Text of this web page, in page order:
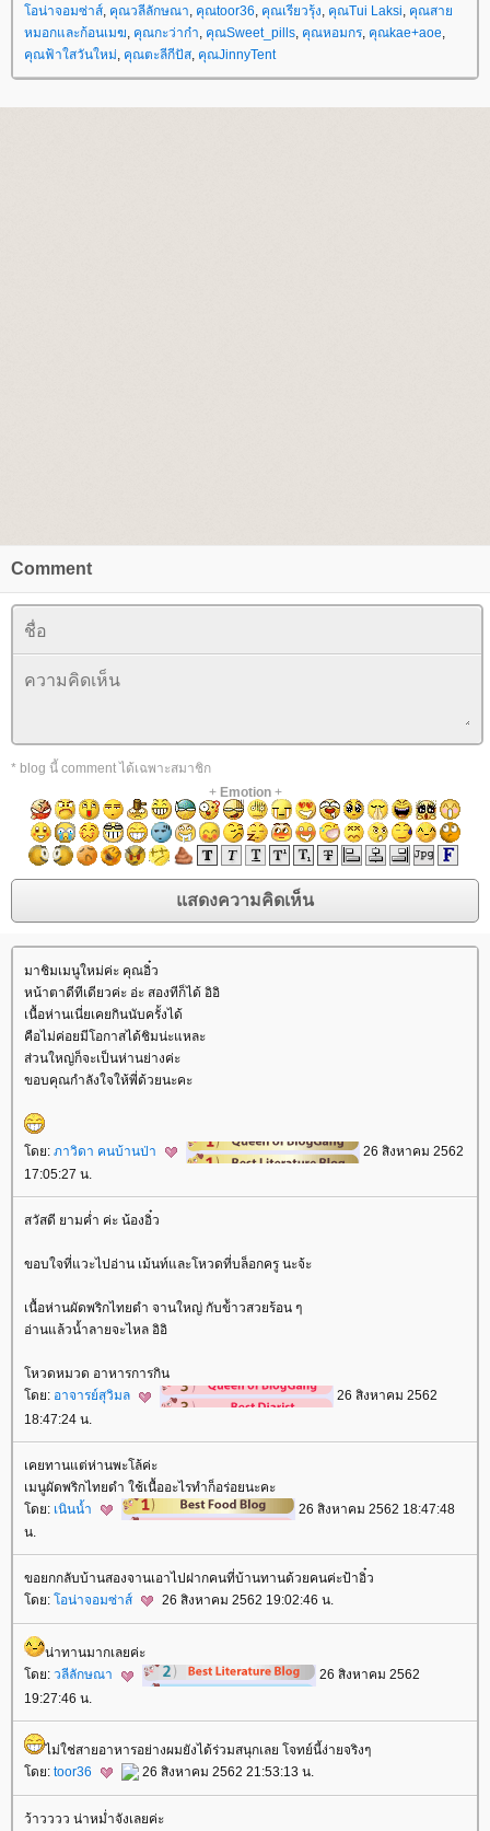
อน่าจอมซ่าส์, คุณวลีลักษณา, คุณtoor36, คุณเรียวรุ้ง, คุณTui Laksi, คุณสา
หมอกและก้อนเมฆ, คุณกะว่าก๋า, คุณSweet_pills, คุณหอมกร, คุณkae+aoe,
คุณฟ้าใสวันใหม่, คุณตะลีกีปัส, คุณJinnyTent
Comment
* blog นี้ comment ได้เฉพาะสมาชิก
+ Emotion+
มาชิมเมนูใหม่ค่ะ คุณอิ๋ว
หน้าตาดีทีเดียวค่ะ อ่ะ สองทีก็ได้ อิอิ
เนื้อห่านเนี่ยเคยกินนับครั้งได้
คือไม่ค่อยมีโอกาสได้ชิมน่ะแหละ
ส่วนใหญ่ก็จะเป็นห่านย่างค่ะ
ขอบคุณกำลังใจให้พี่ด้วยนะคะ
ดย: ภาวิดา คนบ้านป่า
26 สิงหาคม 2562
17:05:27 น.
สวัสดี ยามค่ำ ค่ะ น้องอิ๋ว
ขอบใจที่แวะไปอ่าน เม้นท์และโหวดที่บล็อกครู นะจ้ะ
เนื้อห่านผัดพริกไทยดำ จานใหญ่ กับข้ัาวสวยร้อน ๆ
อ่านแล้วน้ำลายจะไหล อิอิ
หวดหมวด อาหารการกิน
ดย: อาจารย์สุวิมล
26 สิงหาคม 2562
18:47:24 น.
เคยทานแต่ห่านพะโล้ค่ะ
เมนูผัดพริกไทยดำ ใช้เนื้ออะไรทำก็อร่อยนะคะ
ดย: เนินน้ำ
26 สิงหาคม 2562 18:47:48
น.
ขอยกกลับบ้านสองจานเอาไปฝากคนที่บ้านทานด้วยคนค่ะป้าอิ๋ว
ดย: อน่าจอมซ่าส์ 26 สิงหาคม 2562 19:02:46 น.
น่าทานมากเลยค่ะ
ดย: วลีลักษณา
26 สิงหาคม 2562
19:27:46 น.
ไม่ใช่สายอาหารอย่างผมยังได้ร่วมสนุกเลย โจทย์นี้ง่ายจริงๆ
ดย: toor36 26 สิงหาคม 2562 21:53:13 น.
ว้าวววว น่าหม่ำจังเลยค่ะ